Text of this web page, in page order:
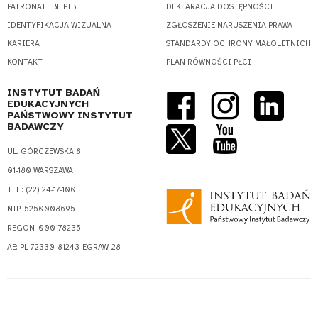
PATRONAT IBE PIB
IDENTYFIKACJA WIZUALNA
KARIERA
KONTAKT
DEKLARACJA DOSTĘPNOŚCI
ZGŁOSZENIE NARUSZENIA PRAWA
STANDARDY OCHRONY MAŁOLETNICH
PLAN RÓWNOŚCI PŁCI
INSTYTUT BADAŃ
EDUKACYJNYCH
PAŃSTWOWY INSTYTUT
BADAWCZY
UL. GÓRCZEWSKA 8
01-180 WARSZAWA
TEL.: (22) 24-17-100
NIP: 5250008695
REGON: 000178235
AE: PL-72330-81243-EGRAW-28